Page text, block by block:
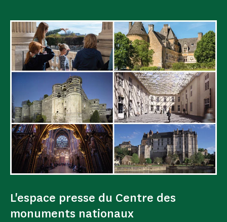
L'espace presse du Centre des
monuments nationaux